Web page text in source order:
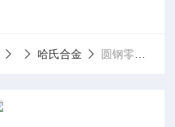
哈氏合金 圆钢零切hastelloyC哈氏合金